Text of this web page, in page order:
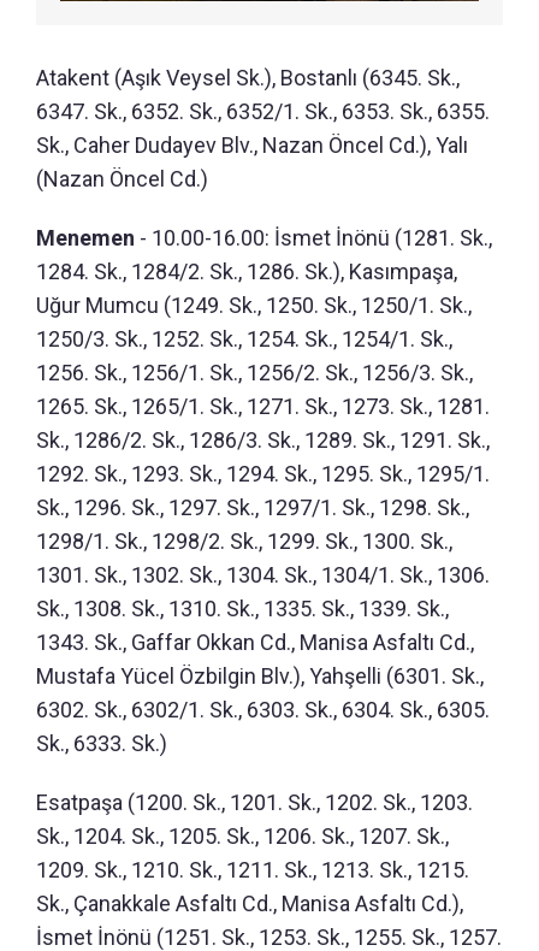
Atakent (Aşık Veysel Sk.), Bostanlı (6345. Sk.,
6347. Sk., 6352. Sk., 6352/1. Sk., 6353. Sk., 6355.
Sk., Caher Dudayev Blv., Nazan Öncel Cd.), Yalı
(Nazan Öncel Cd.)
Menemen - 10.00-16.00: İsmet İnönü (1281. Sk.,
1284. Sk., 1284/2. Sk., 1286. Sk.), Kasımpaşa,
Uğur Mumcu (1249. Sk., 1250. Sk., 1250/1. Sk.,
1250/3. Sk., 1252. Sk., 1254. Sk., 1254/1. Sk.,
1256. Sk., 1256/1. Sk., 1256/2. Sk., 1256/3. Sk.,
1265. Sk., 1265/1. Sk., 1271. Sk., 1273. Sk., 1281.
Sk., 1286/2. Sk., 1286/3. Sk., 1289. Sk., 1291. Sk.,
1292. Sk., 1293. Sk., 1294. Sk., 1295. Sk., 1295/1.
Sk., 1296. Sk., 1297. Sk., 1297/1. Sk., 1298. Sk.,
1298/1. Sk., 1298/2. Sk., 1299. Sk., 1300. Sk.,
1301. Sk., 1302. Sk., 1304. Sk., 1304/1. Sk., 1306.
Sk., 1308. Sk., 1310. Sk., 1335. Sk., 1339. Sk.,
1343. Sk., Gaffar Okkan Cd., Manisa Asfaltı Cd.,
Mustafa Yücel Özbilgin Blv.), Yahşelli (6301. Sk.,
6302. Sk., 6302/1. Sk., 6303. Sk., 6304. Sk., 6305.
Sk., 6333. Sk.)
Esatpaşa (1200. Sk., 1201. Sk., 1202. Sk., 1203.
Sk., 1204. Sk., 1205. Sk., 1206. Sk., 1207. Sk.,
1209. Sk., 1210. Sk., 1211. Sk., 1213. Sk., 1215.
Sk., Çanakkale Asfaltı Cd., Manisa Asfaltı Cd.),
İsmet İnönü (1251. Sk., 1253. Sk., 1255. Sk., 1257.